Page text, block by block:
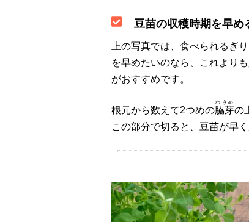
豆苗の収穫時期を早め
上の写真では、食べられるぎ
を早めたいのなら、これより
がおすすめです。
根元から数えて2つめの脇芽
わきめ
の
この部分で切ると、豆苗が早く